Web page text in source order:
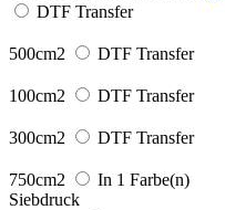
DTF Transfer
500cm2 DTF Transfer
100cm2 DTF Transfer
300cm2 DTF Transfer
750cm2
In 1 Farbe(n)
Siebdruck